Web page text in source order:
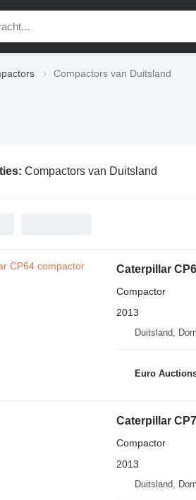
Compactors van Duitsland
Compactors van Duitsland
Caterpillar
Compactor
2013
Duitsland,
Euro
Caterpillar
Compactor
2013
Duitsland,